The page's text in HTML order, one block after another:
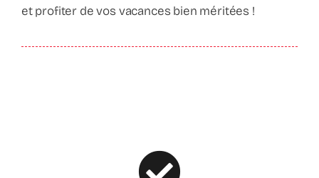
et profiter de vos vacances bien méritées !